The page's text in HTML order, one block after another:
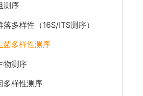
测序
落多样性（16S/ITS测序）
菌多样性测序
物测序
多样性测序